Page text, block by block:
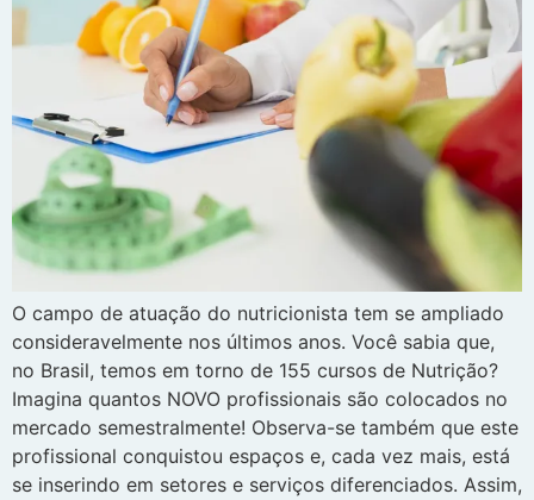
O campo de atuação do nutricionista tem se ampliado
consideravelmente nos últimos anos. Você sabia que,
no Brasil, temos em torno de 155 cursos de Nutrição?
Imagina quantos NOVO profissionais são colocados no
mercado semestralmente! Observa-se também que este
profissional conquistou espaços e, cada vez mais, está
se inserindo em setores e serviços diferenciados. Assim,